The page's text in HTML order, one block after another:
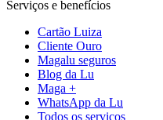
Serviços e benefícios
Cartão Luiza
Cliente Ouro
Magalu seguros
Blog da Lu
Maga +
WhatsApp da Lu
Todos os serviços